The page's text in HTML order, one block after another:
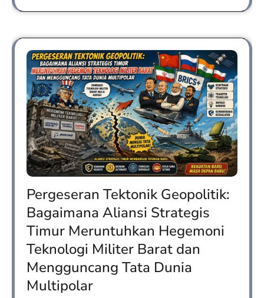
Pergeseran Tektonik Geopolitik:
Bagaimana Aliansi Strategis
Timur Meruntuhkan Hegemoni
Teknologi Militer Barat dan
Mengguncang Tata Dunia
Multipolar